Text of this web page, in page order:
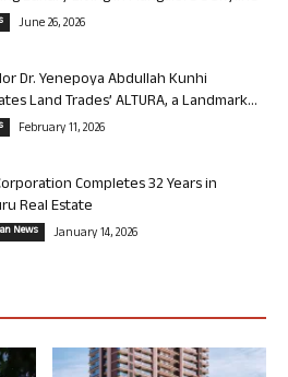
June 26, 2026
Dr. Yenepoya Abdullah Kunhi
Land Trades’ ALTURA, a Landmark...
February 11, 2026
Completes 32 Years in
Real Estate
News January 14, 2026